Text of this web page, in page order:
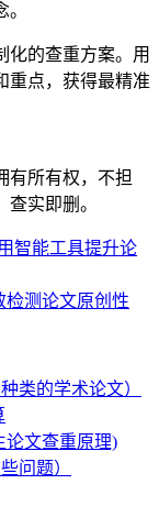
化的查重方案。用
重点，获得最精准
有所有权，不担
实即删。
智能工具提升论
测论文原创性
类的学术论文）
论文查重原理)
问题）